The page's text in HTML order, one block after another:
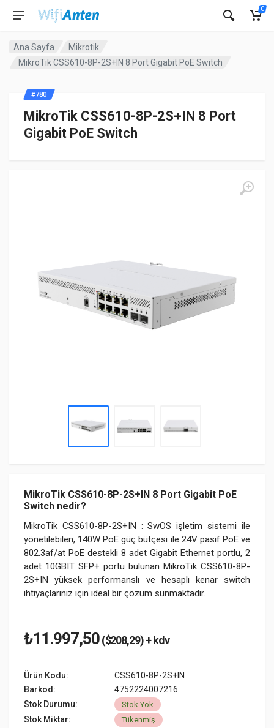
0
Ana Sayfa
Mikrotik
MikroTik CSS610-8P-2S+IN 8 Port Gigabit PoE Switch
MikroTik CSS610-8P-2S+IN 8 Port
Gigabit PoE Switch
MikroTik CSS610-8P-2S+IN 8 Port Gigabit PoE
Switch nedir?
MikroTik CSS610-8P-2S+IN : SwOS işletim sistemi ile
yönetilebilen, 140W PoE güç bütçesi ile 24V pasif PoE ve
802.3af/at PoE destekli 8 adet Gigabit Ethernet portlu, 2
adet 10GBIT SFP+ portu bulunan MikroTik CSS610-8P-
2S+IN yüksek performanslı ve hesaplı kenar switch
ihtiyaçlarınız için ideal bir çözüm sunmaktadır.
#780
₺11.997,50($208,29) + kdv
Ürün Kodu:
CSS610-8P-2S+IN
Barkod:
4752224007216
Stok Durumu:
Stok Yok
Stok Miktar: Tükenmiş